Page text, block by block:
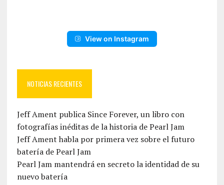
View on Instagram
NOTICIAS RECIENTES
Jeff Ament publica Since Forever, un libro con
fotografías inéditas de la historia de Pearl Jam
Jeff Ament habla por primera vez sobre el futuro
batería de Pearl Jam
Pearl Jam mantendrá en secreto la identidad de su
nuevo batería